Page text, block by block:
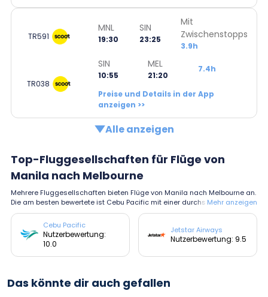
TR591
MNL
19:30
SIN
23:25
Mit
Zwischenstopps
3.9h
TR038
SIN
10:55
MEL
21:20
7.4h
Preise und Details in der App
anzeigen >>
Alle anzeigen
Top-Fluggesellschaften für Flüge von
Manila nach Melbourne
Mehrere Fluggesellschaften bieten Flüge von Manila nach Melbourne an.
Die am besten bewertete ist Cebu Pacific mit einer durchschnittlichen Be
wertung von 10.0.
Mehr anzeigen
Cebu Pacific
Nutzerbewertung:
10.0
Jetstar Airways
Nutzerbewertung: 9.5
Das könnte dir auch gefallen